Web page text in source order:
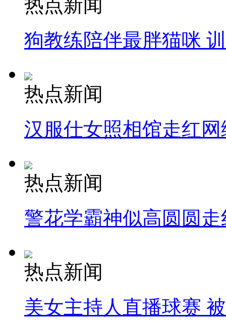
热点新闻
狗教练陪伴最胖猫咪
热点新闻
汉服仕女照相馆走红网
热点新闻
警花学霸神似高圆圆走
热点新闻
美女主持人直播球赛